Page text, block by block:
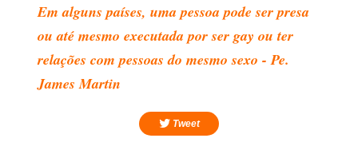
Em alguns países, uma pessoa pode ser presa
ou até mesmo executada por ser gay ou ter
relações com pessoas do mesmo sexo - Pe.
James Martin
Tweet